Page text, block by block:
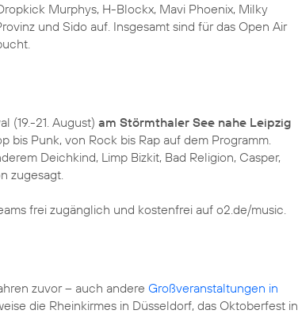
Murphys, H-Blockx, Mavi Phoenix, Milky
und Sido auf. Insgesamt sind für das Open Air
(19.-21. August) am Störmthaler See nahe Leipzig
bis Punk, von Rock bis Rap auf dem Programm.
Deichkind, Limp Bizkit, Bad Religion, Casper,
zugesagt.
frei zugänglich und kostenfrei auf o2.de/music.
zuvor – auch andere Großveranstaltungen in
die Rheinkirmes in Düsseldorf, das Oktoberfest in